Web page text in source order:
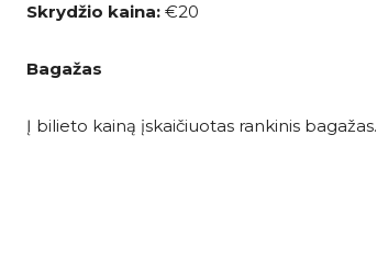
Skrydžio kaina: €20
Bagažas
Į bilieto kainą įskaičiuotas rankinis bagažas.